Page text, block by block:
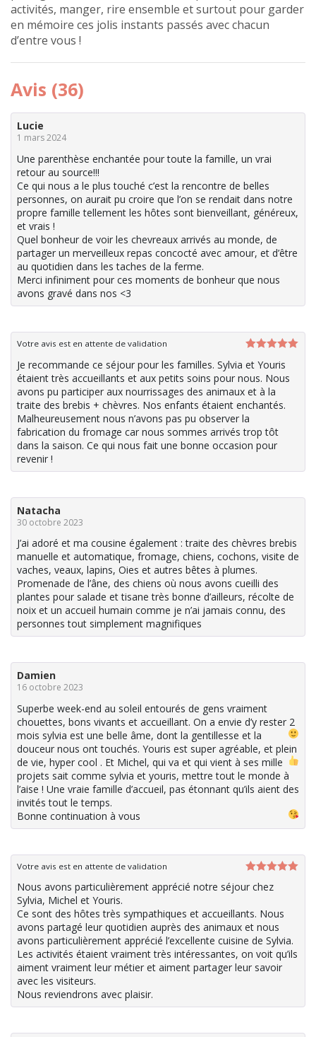
activités, manger, rire ensemble et surtout pour garder
en mémoire ces jolis instants passés avec chacun
d’entre vous !
Avis (36)
Lucie
1 mars 2024
Une parenthèse enchantée pour toute la famille, un vrai
retour au source!!!
Ce qui nous a le plus touché c’est la rencontre de belles
personnes, on aurait pu croire que l’on se rendait dans notre
propre famille tellement les hôtes sont bienveillant, généreux,
et vrais !
Quel bonheur de voir les chevreaux arrivés au monde, de
partager un merveilleux repas concocté avec amour, et d’être
au quotidien dans les taches de la ferme.
Merci infiniment pour ces moments de bonheur que nous
avons gravé dans nos <3
5
Votre avis est en attente de validation
Je recommande ce séjour pour les familles. Sylvia et Youris
étaient très accueillants et aux petits soins pour nous. Nous
avons pu participer aux nourrissages des animaux et à la
traite des brebis + chèvres. Nos enfants étaient enchantés.
Malheureusement nous n’avons pas pu observer la
fabrication du fromage car nous sommes arrivés trop tôt
dans la saison. Ce qui nous fait une bonne occasion pour
revenir !
Natacha
30 octobre 2023
J’ai adoré et ma cousine également : traite des chèvres brebis
manuelle et automatique, fromage, chiens, cochons, visite de
vaches, veaux, lapins, Oies et autres bêtes à plumes.
Promenade de l’âne, des chiens où nous avons cueilli des
plantes pour salade et tisane très bonne d’ailleurs, récolte de
noix et un accueil humain comme je n’ai jamais connu, des
personnes tout simplement magnifiques
Damien
16 octobre 2023
Superbe week-end au soleil entourés de gens vraiment
chouettes, bons vivants et accueillant. On a envie d’y rester 2
mois sylvia est une belle âme, dont la gentillesse et la
douceur nous ont touchés. Youris est super agréable, et plein
de vie, hyper cool . Et Michel, qui va et qui vient à ses mille
projets sait comme sylvia et youris, mettre tout le monde à
l’aise ! Une vraie famille d’accueil, pas étonnant qu’ils aient des
invités tout le temps.
Bonne continuation à vous
5
Votre avis est en attente de validation
Nous avons particulièrement apprécié notre séjour chez
Sylvia, Michel et Youris.
Ce sont des hôtes très sympathiques et accueillants. Nous
avons partagé leur quotidien auprès des animaux et nous
avons particulièrement apprécié l’excellente cuisine de Sylvia.
Les activités étaient vraiment très intéressantes, on voit qu’ils
aiment vraiment leur métier et aiment partager leur savoir
avec les visiteurs.
Nous reviendrons avec plaisir.